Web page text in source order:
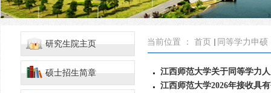
当前位置 ：首页 同等学力申硕
江西师范大学关于同等学力
江西师范大学2026年接收具
研究生院主页
硕士招生简章